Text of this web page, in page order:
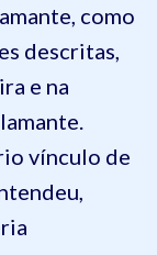
como
descritas,
e na
vínculo de